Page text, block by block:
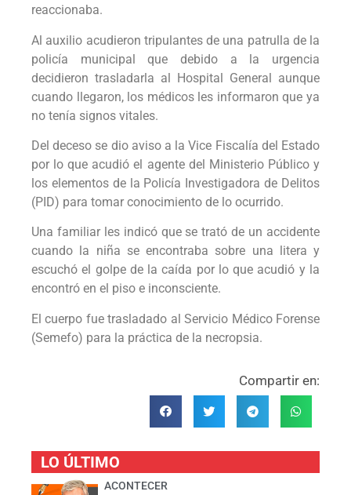
reaccionaba.
Al auxilio acudieron tripulantes de una patrulla de la
policía municipal que debido a la urgencia
decidieron trasladarla al Hospital General aunque
cuando llegaron, los médicos les informaron que ya
no tenía signos vitales.
Del deceso se dio aviso a la Vice Fiscalía del Estado
por lo que acudió el agente del Ministerio Público y
los elementos de la Policía Investigadora de Delitos
(PID) para tomar conocimiento de lo ocurrido.
Una familiar les indicó que se trató de un accidente
cuando la niña se encontraba sobre una litera y
escuchó el golpe de la caída por lo que acudió y la
encontró en el piso e inconsciente.
El cuerpo fue trasladado al Servicio Médico Forense
(Semefo) para la práctica de la necropsia.
Compartir en:
LO ÚLTIMO
ACONTECER